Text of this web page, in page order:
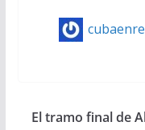
El tramo final de